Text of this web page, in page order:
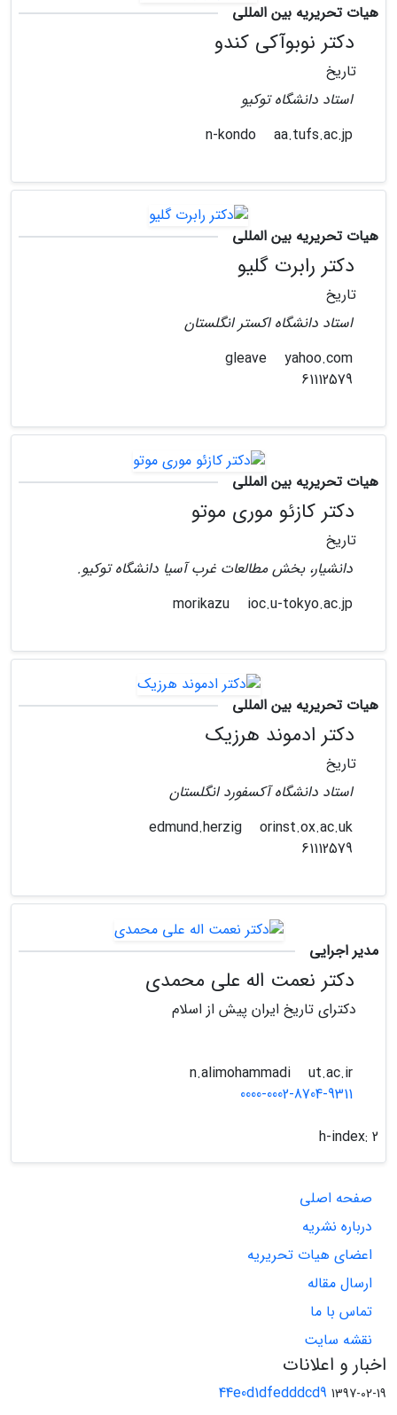
هیات تحریریه بین المللی
دکتر نوبوآکی کندو
تاریخ
استاد دانشگاه توکیو
aa.tufs.ac.jp
هیات تحریریه بین المللی
دکتر رابرت گلیو
تاریخ
استاد دانشگاه اکستر انگلستان
yahoo.com
هیات تحریریه بین المللی
دکتر کازئو موری موتو
تاریخ
دانشیار، بخش مطالعات غرب آسیا دانشگاه توکیو.
ioc.u-tokyo.ac.jp
هیات تحریریه بین المللی
دکتر ادموند هرزیک
تاریخ
استاد دانشگاه آکسفورد انگلستان
orinst.ox.ac.uk
مدیر اجرایی
دکتر نعمت اله علی محمدی
دکترای تاریخ ایران پیش از اسلام
ut.ac.ir
0000-0002-8704-9311
h-index: 2
صفحه اصلی
درباره نشریه
اعضای هیات تحریریه
ارسال مقاله
تماس با ما
نقشه سایت
اخبار و اعلانات
44e0d1dfedddcd9 1397-02-19